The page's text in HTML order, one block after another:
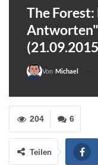
The Forest:
Von Michael
6
204
Teilen